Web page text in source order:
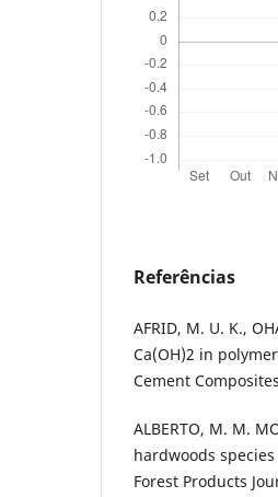
Referências
AFRID, M. U. K.,
Ca(OH)2 in
Cement
ALBERTO, M. M.
hardwoods
Forest Products